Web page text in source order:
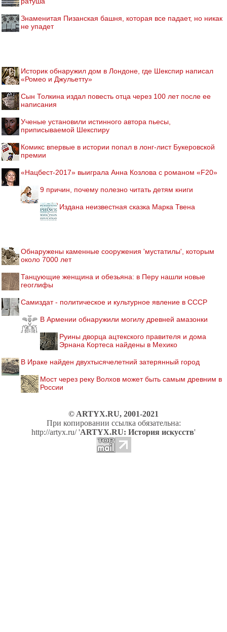
Знаменитая Пизанская башня, которая все падает, но никак
не упадет
Историк обнаружил дом в Лондоне, где Шекспир написал
«Ромео и Джульетту»
Сын Толкина издал повесть отца через 100 лет после ее
написания
Ученые установили истинного автора пьесы,
приписываемой Шекспиру
Комикс впервые в истории попал в лонг-лист Букеровской
премии
«Нацбест-2017» выиграла Анна Козлова с романом «F20»
9 причин, почему полезно читать детям книги
Издана неизвестная сказка Марка Твена
Обнаружены каменные сооружения 'мустатилы', которым
около 7000 лет
Танцующие женщина и обезьяна: в Перу нашли новые
геоглифы
Самиздат - политическое и культурное явление в СССР
В Армении обнаружили могилу древней амазонки
Руины дворца ацтекского правителя и дома
Эрнана Кортеса найдены в Мехико
В Ираке найден двухтысячелетний затерянный город
Мост через реку Волхов может быть самым древним в
России
© ARTYX.RU, 2001-2021
При копировании ссылка обязательна:
http://artyx.ru/ 'ARTYX.RU: История искусств'